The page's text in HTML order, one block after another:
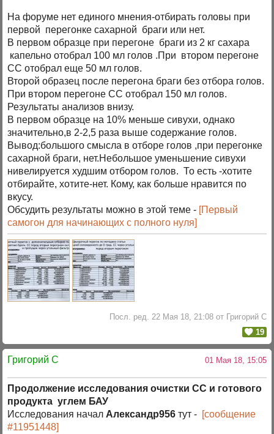
На форуме нет единого мнения-отбирать головы при
первой перегонке сахарной браги или нет.
В первом образце при перегоне браги из 2 кг сахара
капельно отобрал 100 мл голов .При втором перегоне
СС отобрал еще 50 мл голов.
Второй образец после перегона браги без отбора голов.
При втором перегоне СС отобрал 150 мл голов.
Результаты анализов внизу.
В первом образце на 10% меньше сивухи, однако
значительно,в 2-2,5 раза выше содержание голов.
Вывод:большого смысла в отборе голов ,при перегонке
сахарной браги, нет.Небольшое уменьшение сивухи
нивелируется худшим отбором голов. То есть -хотите
отбирайте, хотите-нет. Кому, как больше нравится по
вкусу.
Обсудить результаты можно в этой теме - [Первый
самогон для начинающих с полного нуля]
Посл. ред. 22 Мая 18, 21:08 от Григорий C
19
Григорий C 01 Мая 18, 15:05
Продолжение исследования очистки СС и готового
продукта углем БАУ
Исследования начал Александр956 тут - [сообщение
#11951448]